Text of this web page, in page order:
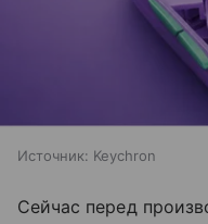
Источник: Keychron
Сейчас перед